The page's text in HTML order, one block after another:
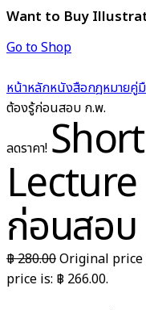
Want to Buy
Go to Shop
หน้าหลักหนังสือกฎหมายคู่
ต้องรู้ก่อนสอบ ก.พ.
ลดราคา!
ก่อนสอ
฿280.00Original price
price is: ฿ 266.00.